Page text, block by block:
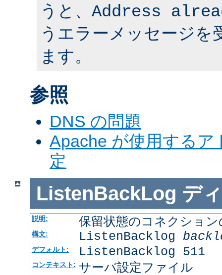
うと、 Address
うエラーメッセージを
ます。
参照
DNS の問題
Apache が使用する
定
ListenBackLog デ
説明: 保留状態のコネクショ
構文: ListenBacklog
デフォルト: ListenBacklog 511
コンテキスト: サーバ設定ファイル